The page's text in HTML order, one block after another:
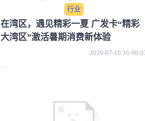
行业
在湾区，遇见精彩一夏 广发卡“精彩
大湾区”激活暑期消费新体验
2026-07-10
...